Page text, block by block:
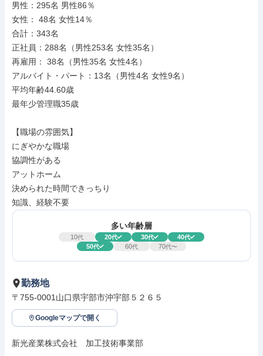
男性：295名 男性86％
女性： 48名 女性14％
合計：343名
正社員：288名（男性253名 女性35名）
再雇用： 38名（男性35名 女性4名）
アルバイト・パート：13名（男性4名 女性9名）
平均年齢44.60歳
最年少管理職35歳
【職場の雰囲気】
にぎやかな職場
協調性がある
アットホーム
決められた時間できっちり
知識、経験不要
多い年齢層
10代 20代 30代 40代
50代 60代 70代〜
勤務地
〒755-0001山口県宇部市沖宇部５２６５
Googleマップで開く
新光産業株式会社　加工技術事業部